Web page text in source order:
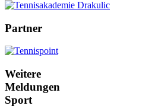
Partner
Weitere
Meldungen
Sport